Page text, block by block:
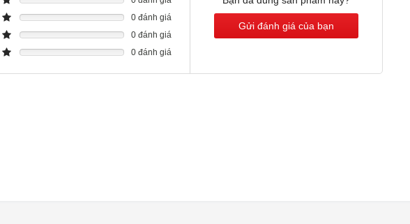
0 đánh giá
0 đánh giá
0 đánh giá
Gửi đánh giá của bạn